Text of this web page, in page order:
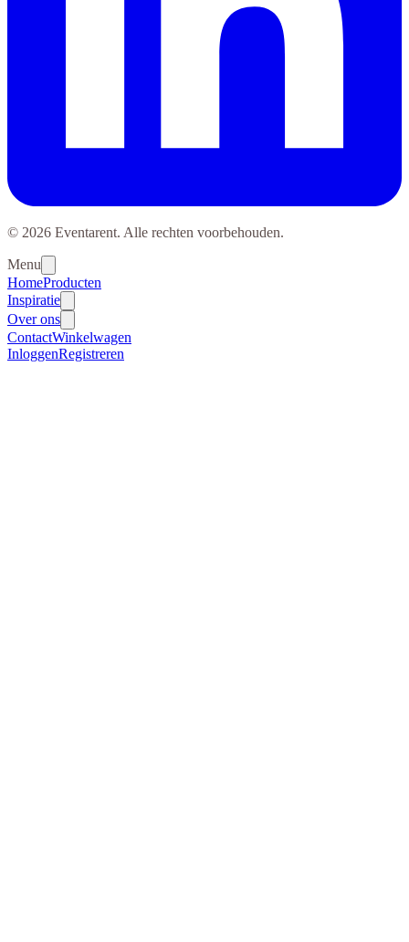
© 2026 Eventarent. Alle rechten voorbehouden.
Menu
HomeProducten
Inspiratie
Over ons
ContactWinkelwagen
InloggenRegistreren